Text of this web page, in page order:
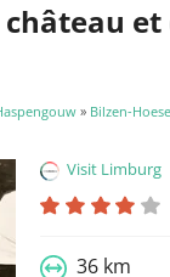
et
» Bilzen-
Visit Limburg
36 km